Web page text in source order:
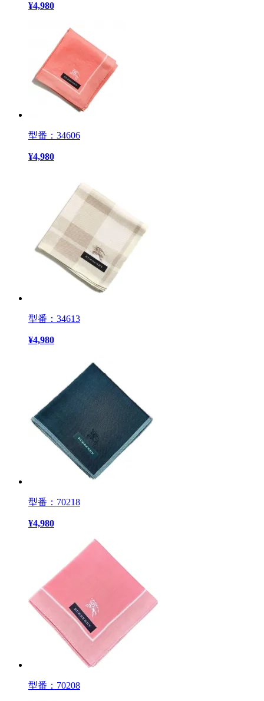
¥4,980
型番：34606
¥4,980
型番：34613
¥4,980
型番：70218
¥4,980
型番：70208